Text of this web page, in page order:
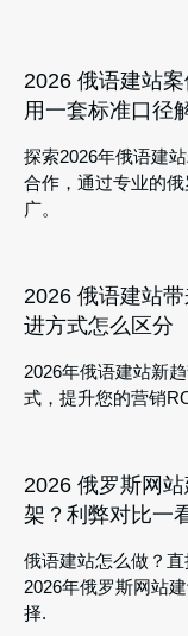
2026 俄语建站
用一套标准口径
探索2026年俄语建
合作，通过专业的
广。
2026 俄语建站
进方式怎么区分
2026年俄语建站新
式，提升您的营销
2026 俄罗斯网
架？利弊对比一
俄语建站怎么做？
2026年俄罗斯网站
择.